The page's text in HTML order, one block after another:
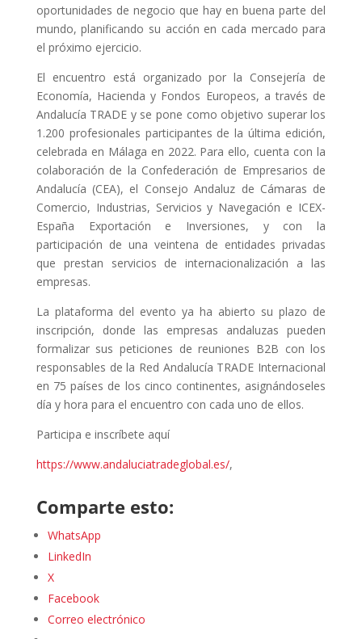
oportunidades de negocio que hay en buena parte del
mundo, planificando su acción en cada mercado para
el próximo ejercicio.
El encuentro está organizado por la Consejería de
Economía, Hacienda y Fondos Europeos, a través de
Andalucía TRADE y se pone como objetivo superar los
1.200 profesionales participantes de la última edición,
celebrada en Málaga en 2022. Para ello, cuenta con la
colaboración de la Confederación de Empresarios de
Andalucía (CEA), el Consejo Andaluz de Cámaras de
Comercio, Industrias, Servicios y Navegación e ICEX-
España Exportación e Inversiones, y con la
participación de una veintena de entidades privadas
que prestan servicios de internacionalización a las
empresas.
La plataforma del evento ya ha abierto su plazo de
inscripción, donde las empresas andaluzas pueden
formalizar sus peticiones de reuniones B2B con los
responsables de la Red Andalucía TRADE Internacional
en 75 países de los cinco continentes, asignándoseles
día y hora para el encuentro con cada uno de ellos.
Participa e inscríbete aquí
https://www.andaluciatradeglobal.es/,
Comparte esto:
WhatsApp
LinkedIn
X
Facebook
Correo electrónico